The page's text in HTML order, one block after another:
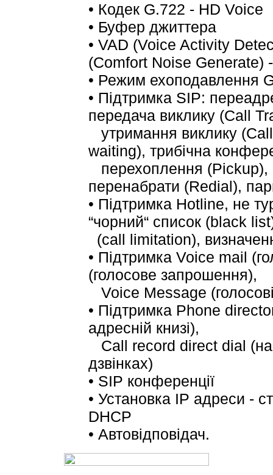
• Кодек G.722 - HD Voice
• Буфер джиттера
• VAD (Voice Activity
(Comfort Noise Generate)
• Режим ехоподавлення
• Підтримка SIP:
передача виклику (Call
утримання виклику
waiting), трибічна
перехоплення (Pickup),
перенабрати (Redial),
• Підтримка Hotline, не
“чорний“ список (black
(call limitation),
• Підтримка Voice mail (
(голосове запрошення),
Voice Message (
• Підтримка Phone
адресній книзі),
Call record direct dial (
дзвінках)
• SIP конференції
• Установка IP адреси -
DHCP
• Автовідповідач.